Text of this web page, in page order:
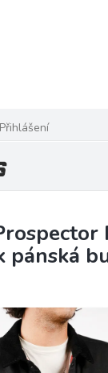
Přihlášení
pánská